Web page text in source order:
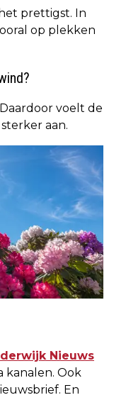
prettigst. In
op plekken
voelt de
aan.
Nieuws
kanalen. Ook
En